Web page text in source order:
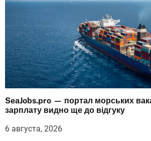
SeaJobs.pro — портал морських
зарплату видно ще до відгуку
6 августа, 2026